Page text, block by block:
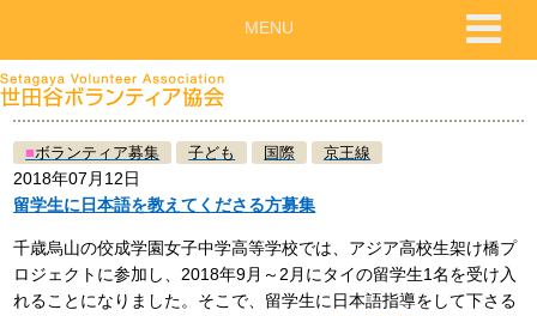
■ボランティア募集 子ども 国際 京王線
2018年07月12日
留学生に日本語を教えてくださる方募集
千歳烏山の佼成学園女子中学高等学校では、アジア高校生架け橋プ
ロジェクトに参加し、2018年9月～2月にタイの留学生1名を受け入
れることになりました。そこで、留学生に日本語指導をして下さる
MENU